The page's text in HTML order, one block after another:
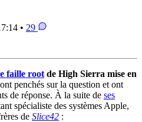
• 29
faille root de High Sierra mise en
penchés sur la question et ont
de réponse. À la suite de ses
spécialiste des systèmes Apple,
de Slice42 :